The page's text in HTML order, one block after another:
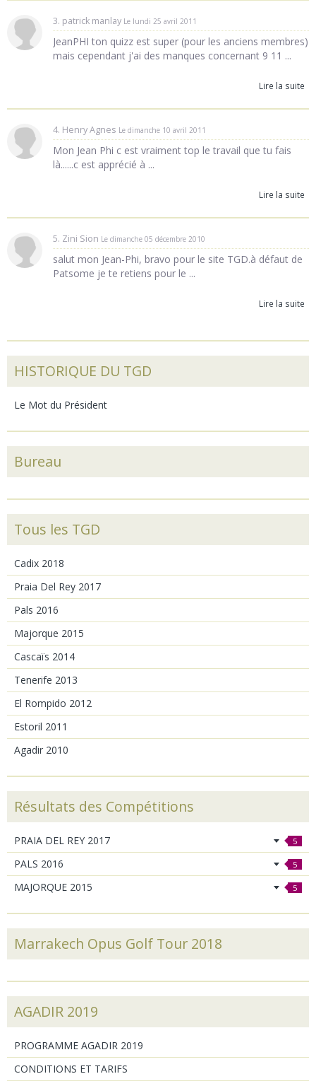
3. patrick manlay Le lundi 25 avril 2011
JeanPHI ton quizz est super (pour les anciens membres)
mais cependant j'ai des manques concernant 9 11 ...
Lire la suite
4. Henry Agnes Le dimanche 10 avril 2011
Mon Jean Phi c est vraiment top le travail que tu fais
là......c est apprécié à ...
Lire la suite
5. Zini Sion Le dimanche 05 décembre 2010
salut mon Jean-Phi, bravo pour le site TGD.à défaut de
Patsome je te retiens pour le ...
Lire la suite
HISTORIQUE DU TGD
Le Mot du Président
Bureau
Tous les TGD
Cadix 2018
Praia Del Rey 2017
Pals 2016
Majorque 2015
Cascaïs 2014
Tenerife 2013
El Rompido 2012
Estoril 2011
Agadir 2010
Résultats des Compétitions
PRAIA DEL REY 2017 5
PALS 2016 5
MAJORQUE 2015 5
Marrakech Opus Golf Tour 2018
AGADIR 2019
PROGRAMME AGADIR 2019
CONDITIONS ET TARIFS